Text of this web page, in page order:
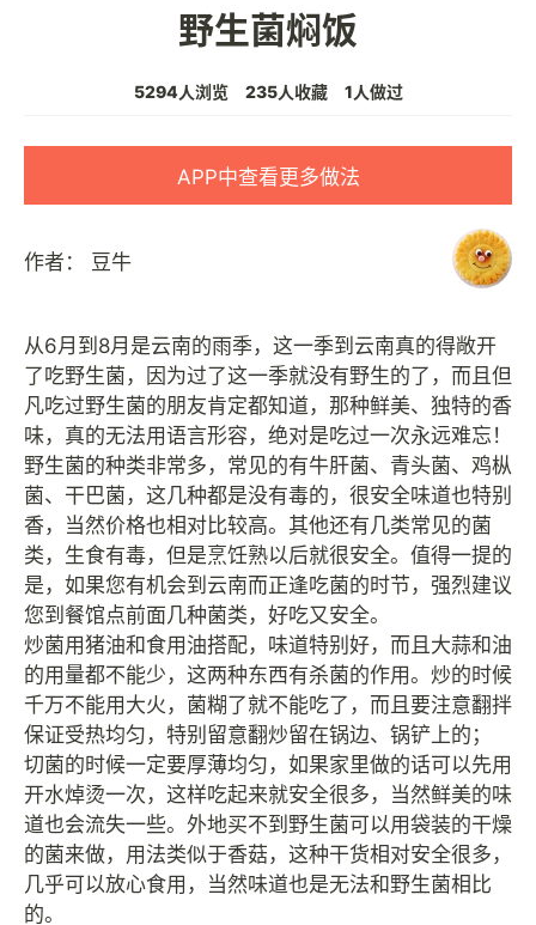
野生菌焖饭
5294人浏览 235人收藏 1人做过
APP中查看更多做法
作者： 豆牛
从6月到8月是云南的雨季，这一季到云南真的得敞开
了吃野生菌，因为过了这一季就没有野生的了，而且但
凡吃过野生菌的朋友肯定都知道，那种鲜美、独特的香
味，真的无法用语言形容，绝对是吃过一次永远难忘！
野生菌的种类非常多，常见的有牛肝菌、青头菌、鸡枞
菌、干巴菌，这几种都是没有毒的，很安全味道也特别
香，当然价格也相对比较高。其他还有几类常见的菌
类，生食有毒，但是烹饪熟以后就很安全。值得一提的
是，如果您有机会到云南而正逢吃菌的时节，强烈建议
您到餐馆点前面几种菌类，好吃又安全。
炒菌用猪油和食用油搭配，味道特别好，而且大蒜和油
的用量都不能少，这两种东西有杀菌的作用。炒的时候
千万不能用大火，菌糊了就不能吃了，而且要注意翻拌
保证受热均匀，特别留意翻炒留在锅边、锅铲上的；
切菌的时候一定要厚薄均匀，如果家里做的话可以先用
开水焯烫一次，这样吃起来就安全很多，当然鲜美的味
道也会流失一些。外地买不到野生菌可以用袋装的干燥
的菌来做，用法类似于香菇，这种干货相对安全很多，
几乎可以放心食用，当然味道也是无法和野生菌相比